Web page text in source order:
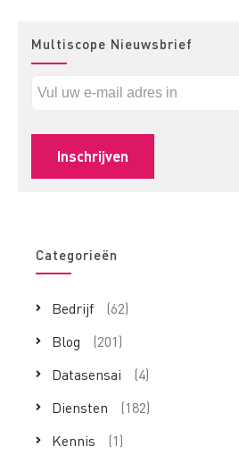
Multiscope Nieuwsbrief
Categorieën
Bedrijf
(62)
Blog
(201)
Datasensai
(4)
Diensten
(182)
Kennis
(1)